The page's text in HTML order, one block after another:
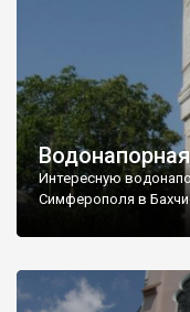
Интересную
Симферополя в